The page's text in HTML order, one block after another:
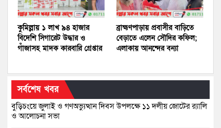
কুমিল্লায় ১ লাখ ৯৪ হাজার
বিদেশি সিগারেট উদ্ধার ও
গাঁজাসহ মাদক কারবারি গ্রেপ্তার
ব্রাহ্মণপাড়ায় প্রবাসীর বাড়িতে
বেড়াতে এলেন সৌদির কফিল;
এলাকায় আনন্দের বন্যা
সর্বশেষ খবর
বুড়িচংয়ে জুলাই ও গণঅভ্যুত্থান দিবস উপলক্ষে ১১ দলীয় জোটের র‍্যালি
ও আলোচনা সভা